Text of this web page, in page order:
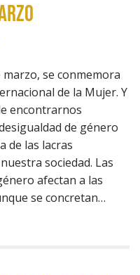
marzo, se conmemora
de la Mujer. Y
encontrarnos
de género
de las lacras
sociedad. Las
afectan a las
se concretan…